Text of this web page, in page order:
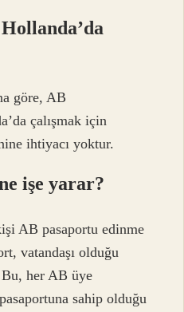
göre, AB
çalışmak için
ihtiyacı yoktur.
işe yarar?
AB pasaportu edinme
vatandaşı olduğu
Bu, her AB üye
sahip olduğu